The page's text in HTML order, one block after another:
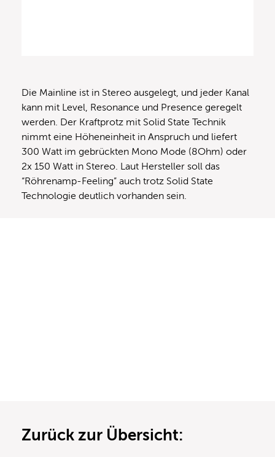
Die Mainline ist in Stereo ausgelegt, und jeder Kanal
kann mit Level, Resonance und Presence geregelt
werden. Der Kraftprotz mit Solid State Technik
nimmt eine Höheneinheit in Anspruch und liefert
300 Watt im gebrückten Mono Mode (8Ohm) oder
2x 150 Watt in Stereo. Laut Hersteller soll das
“Röhrenamp-Feeling” auch trotz Solid State
Technologie deutlich vorhanden sein.
Zurück zur Übersicht: